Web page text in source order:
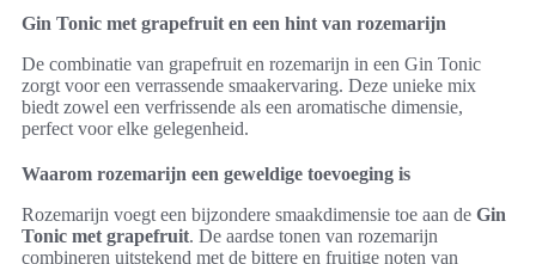
Gin Tonic met grapefruit en een hint van rozemarijn
De combinatie van grapefruit en rozemarijn in een Gin Tonic
zorgt voor een verrassende smaakervaring. Deze unieke mix
biedt zowel een verfrissende als een aromatische dimensie,
perfect voor elke gelegenheid.
Waarom rozemarijn een geweldige toevoeging is
Rozemarijn voegt een bijzondere smaakdimensie toe aan de Gin
Tonic met grapefruit. De aardse tonen van rozemarijn
combineren uitstekend met de bittere en fruitige noten van